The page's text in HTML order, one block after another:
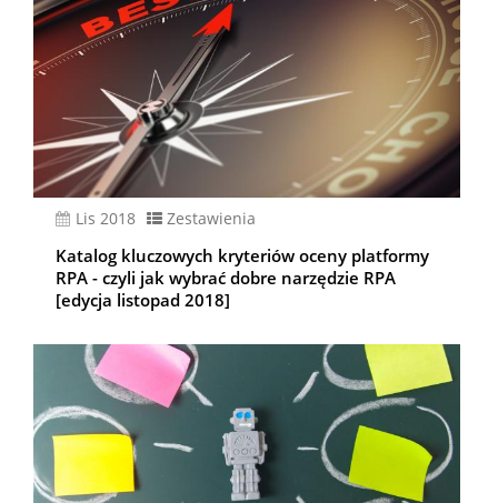
lis 2018 Zestawienia
Katalog kluczowych kryteriów oceny platformy
RPA - czyli jak wybrać dobre narzędzie RPA
[edycja listopad 2018]